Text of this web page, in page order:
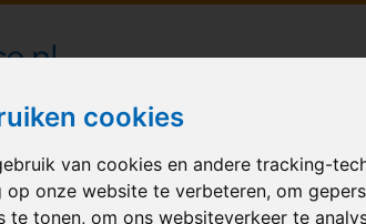
cookies
van cookies en andere tracking-
op onze website te verbeteren, om
te tonen, om ons websiteverkeer te
bezorgd in heel Nederland
BALLONNEN GELEGENHEID VERHUUR